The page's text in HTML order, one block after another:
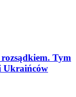
Tym
Ukraińców